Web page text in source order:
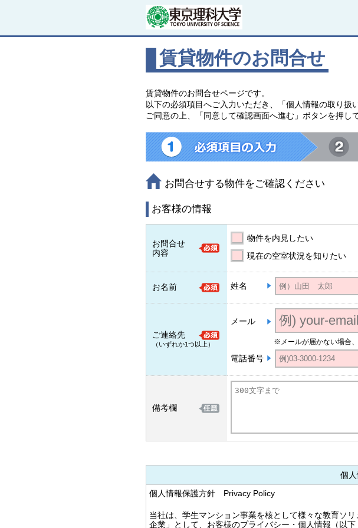
賃貸物件のお問合せ
賃貸物件のお問合せページです。
以下の必須項目へご入力いただき、「個人情報の取り扱
ご同意の上、「同意して確認画面へ進む」ボタンを押し
お問合せする物件をご確認ください
お客様の情報
お問合せ
内容
物件を内見したい
現在の空室状況を知りたい
お名前 姓名
ご連絡先
（いずれか1つ以上）
メール
※メールが届かない場合
電話番号
備考欄
個
個人情報保護方針 Privacy Policy
当社は、学生マンション事業を核として様々な教育ソ
企業」として、お客様のプライバシー・個人情報（以